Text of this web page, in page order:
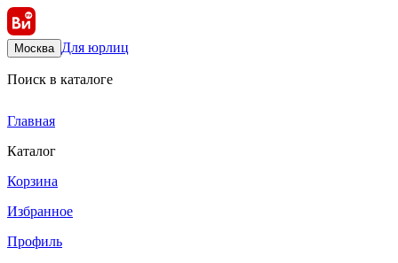
Москва Для юрлиц
Поиск в каталоге
Главная
Каталог
Корзина
Избранное
Профиль